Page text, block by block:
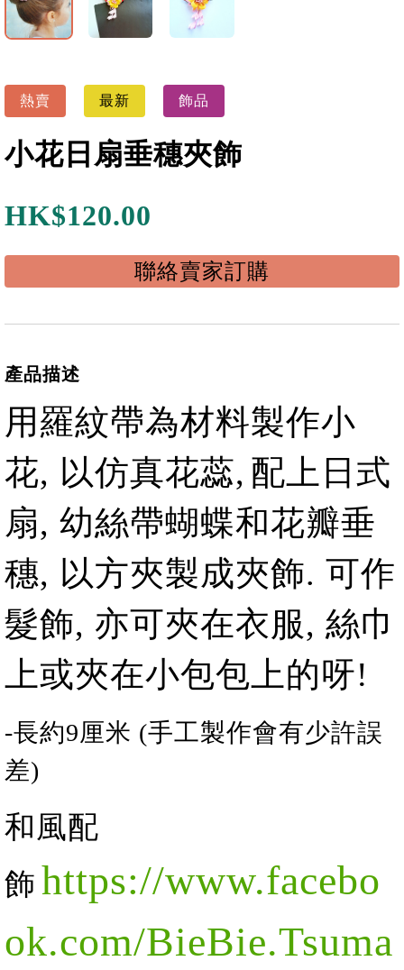
熱賣 最新 飾品
小花日扇垂穗夾飾
HK$120.00
聯絡賣家訂購
產品描述
用羅紋帶為材料製作小
花, 以仿真花蕊, 配上日式
扇, 幼絲帶蝴蝶和花瓣垂
穗, 以方夾製成夾飾. 可作
髮飾, 亦可夾在衣服, 絲巾
上或夾在小包包上的呀!
-長約9厘米 (手工製作會有少許誤
差)
和風配
飾 https://www.facebo
ok.com/BieBie.Tsuma